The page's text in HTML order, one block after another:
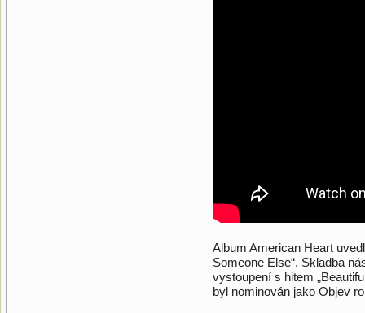
Album American Heart
Someone Else“. Skladba
vystoupení s hitem
byl nominován jako Objev